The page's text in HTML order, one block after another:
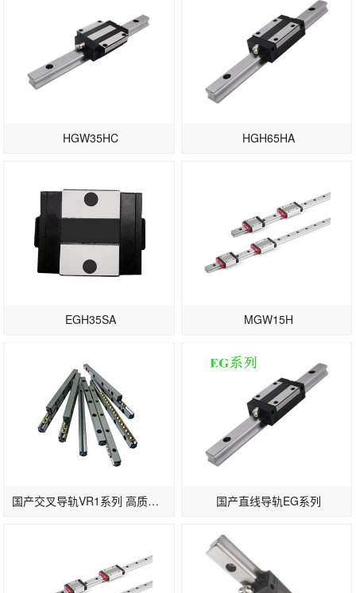
HGW35HC HGH65HA
EGH35SA MGW15H
国产交叉导轨VR1系列 高质量滚柱导轨 国产直线导轨EG系列